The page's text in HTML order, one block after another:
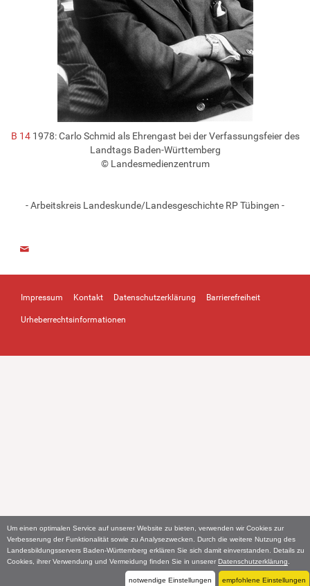
Um einen optimalen Service auf unserer Website zu bieten, verwenden wir Cookies zur
Verbesserung der Funktionalität sowie zu Analysezwecken. Durch die weitere Nutzung des
Landesbildungsservers Baden-Württemberg erklären Sie sich damit einverstanden. Details zu
Cookies, ihrer Verwendung und Vermeidung finden Sie in unserer Datenschutzerklärung
notwendige Einstellungen empfohlene Einstellungen
B 141978: Carlo Schmid als Ehrengast bei der Verfassungsfeier des
Landtags Baden-Württemberg
© Landesmedienzentrum
- Arbeitskreis Landeskunde/Landesgeschichte RP Tübingen -
Impressum Kontakt Datenschutzerklärung Barrierefreiheit
Urheberrechtsinformationen